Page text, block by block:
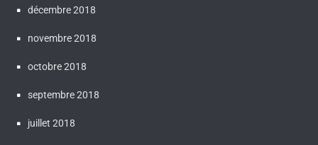
décembre 2018
novembre 2018
octobre 2018
septembre 2018
juillet 2018